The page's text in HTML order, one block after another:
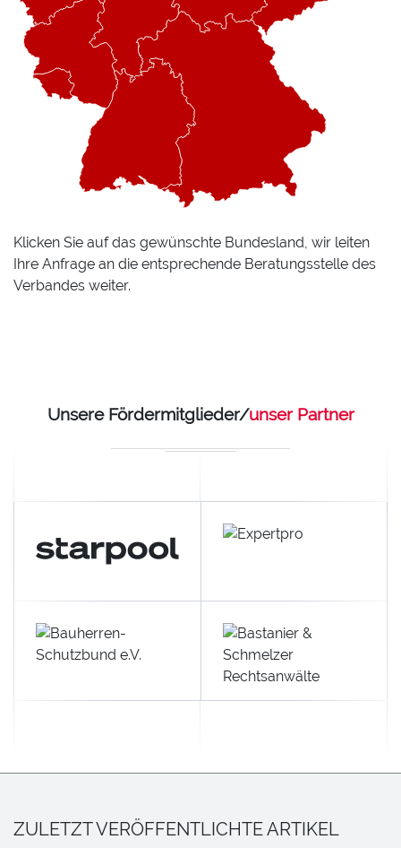
Klicken Sie auf das gewünschte Bundesland, wir leiten
Ihre Anfrage an die entsprechende Beratungsstelle des
Verbandes weiter.
Unsere Fördermitglieder/unser Partner
ZULETZT VERÖFFENTLICHTE ARTIKEL